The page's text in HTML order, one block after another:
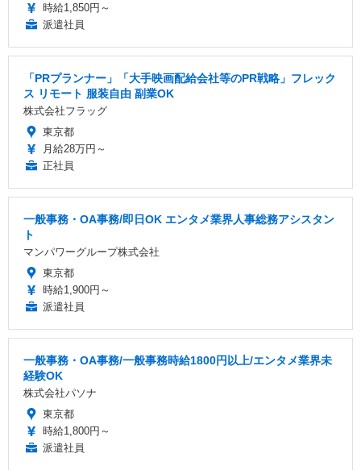
時給1,850円～
派遣社員
「PRプランナー」「大手映画配給会社等のPR戦略」フレック
ス リモート 服装自由 副業OK
株式会社フラッグ
東京都
月給28万円～
正社員
一般事務・OA事務/即日OK エンタメ業界人事総務アシスタン
ト
マンパワーグループ株式会社
東京都
時給1,900円～
派遣社員
一般事務・OA事務/一般事務時給1800円以上/エンタメ業界未
経験OK
株式会社パソナ
東京都
時給1,800円～
派遣社員